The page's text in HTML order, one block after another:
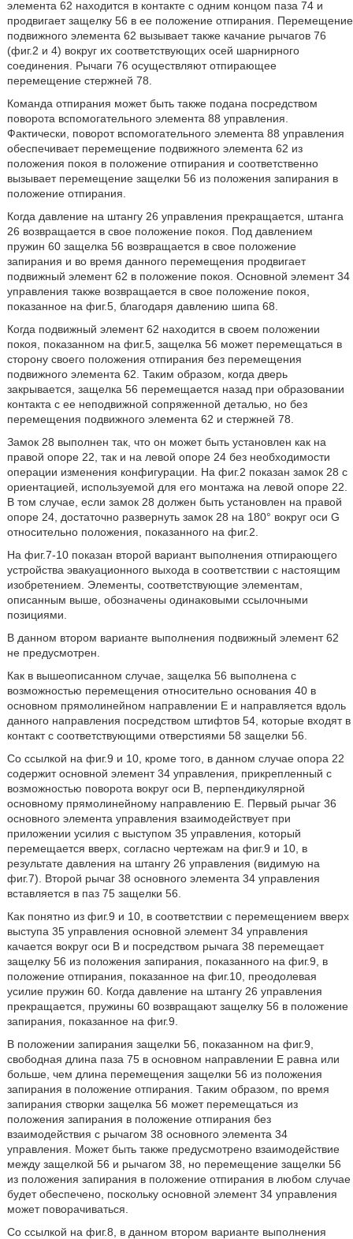
элемента 62 находится в контакте с одним концом паза 74 и
продвигает защелку 56 в ее положение отпирания. Перемещение
подвижного элемента 62 вызывает также качание рычагов 76
(фиг.2 и 4) вокруг их соответствующих осей шарнирного
соединения. Рычаги 76 осуществляют отпирающее
перемещение стержней 78.
Команда отпирания может быть также подана посредством
поворота вспомогательного элемента 88 управления.
Фактически, поворот вспомогательного элемента 88 управления
обеспечивает перемещение подвижного элемента 62 из
положения покоя в положение отпирания и соответственно
вызывает перемещение защелки 56 из положения запирания в
положение отпирания.
Когда давление на штангу 26 управления прекращается, штанга
26 возвращается в свое положение покоя. Под давлением
пружин 60 защелка 56 возвращается в свое положение
запирания и во время данного перемещения продвигает
подвижный элемент 62 в положение покоя. Основной элемент 34
управления также возвращается в свое положение покоя,
показанное на фиг.5, благодаря давлению шипа 68.
Когда подвижный элемент 62 находится в своем положении
покоя, показанном на фиг.5, защелка 56 может перемещаться в
сторону своего положения отпирания без перемещения
подвижного элемента 62. Таким образом, когда дверь
закрывается, защелка 56 перемещается назад при образовании
контакта с ее неподвижной сопряженной деталью, но без
перемещения подвижного элемента 62 и стержней 78.
Замок 28 выполнен так, что он может быть установлен как на
правой опоре 22, так и на левой опоре 24 без необходимости
операции изменения конфигурации. На фиг.2 показан замок 28 с
ориентацией, используемой для его монтажа на левой опоре 22.
В том случае, если замок 28 должен быть установлен на правой
опоре 24, достаточно развернуть замок 28 на 180° вокруг оси G
относительно положения, показанного на фиг.2.
На фиг.7-10 показан второй вариант выполнения отпирающего
устройства эвакуационного выхода в соответствии с настоящим
изобретением. Элементы, соответствующие элементам,
описанным выше, обозначены одинаковыми ссылочными
позициями.
В данном втором варианте выполнения подвижный элемент 62
не предусмотрен.
Как в вышеописанном случае, защелка 56 выполнена с
возможностью перемещения относительно основания 40 в
основном прямолинейном направлении Е и направляется вдоль
данного направления посредством штифтов 54, которые входят в
контакт с соответствующими отверстиями 58 защелки 56.
Со ссылкой на фиг.9 и 10, кроме того, в данном случае опора 22
содержит основной элемент 34 управления, прикрепленный с
возможностью поворота вокруг оси В, перпендикулярной
основному прямолинейному направлению Е. Первый рычаг 36
основного элемента управления взаимодействует при
приложении усилия с выступом 35 управления, который
перемещается вверх, согласно чертежам на фиг.9 и 10, в
результате давления на штангу 26 управления (видимую на
фиг.7). Второй рычаг 38 основного элемента 34 управления
вставляется в паз 75 защелки 56.
Как понятно из фиг.9 и 10, в соответствии с перемещением вверх
выступа 35 управления основной элемент 34 управления
качается вокруг оси В и посредством рычага 38 перемещает
защелку 56 из положения запирания, показанного на фиг.9, в
положение отпирания, показанное на фиг.10, преодолевая
усилие пружин 60. Когда давление на штангу 26 управления
прекращается, пружины 60 возвращают защелку 56 в положение
запирания, показанное на фиг.9.
В положении запирания защелки 56, показанном на фиг.9,
свободная длина паза 75 в основном направлении Е равна или
больше, чем длина перемещения защелки 56 из положения
запирания в положение отпирания. Таким образом, по время
запирания створки защелка 56 может перемещаться из
положения запирания в положение отпирания без
взаимодействия с рычагом 38 основного элемента 34
управления. Может быть также предусмотрено взаимодействие
между защелкой 56 и рычагом 38, но перемещение защелки 56
из положения запирания в положение отпирания в любом случае
будет обеспечено, поскольку основной элемент 34 управления
может поворачиваться.
Со ссылкой на фиг.8, в данном втором варианте выполнения